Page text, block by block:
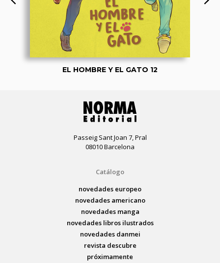
EL HOMBRE Y EL GATO 12
Passeig Sant Joan 7, Pral
08010 Barcelona
Catálogo
novedades europeo
novedades americano
novedades manga
novedades libros ilustrados
novedades danmei
revista descubre
próximamente